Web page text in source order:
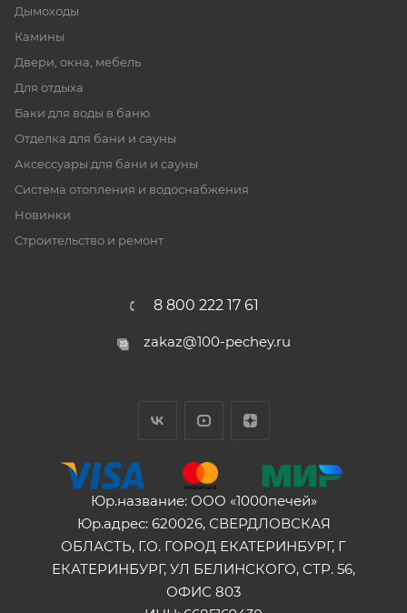
Дымоходы
Камины
Двери, окна, мебель
Для отдыха
Баки для воды в баню
Отделка для бани и сауны
Аксессуары для бани и сауны
Система отопления и водоснабжения
Новинки
Строительство и ремонт
8 800 222 17 61
zakaz@100-pechey.ru
Юр.название: ООО «1000печей»
Юр.адрес: 620026, СВЕРДЛОВСКАЯ
ОБЛАСТЬ, Г.О. ГОРОД ЕКАТЕРИНБУРГ, Г
ЕКАТЕРИНБУРГ, УЛ БЕЛИНСКОГО, СТР. 56,
ОФИС 803